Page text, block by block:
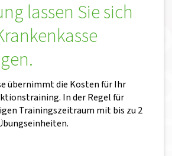
lassen Sie sich
übernimmt die Kosten für Ihr
In der Regel für
Trainingszeitraum mit bis zu 2